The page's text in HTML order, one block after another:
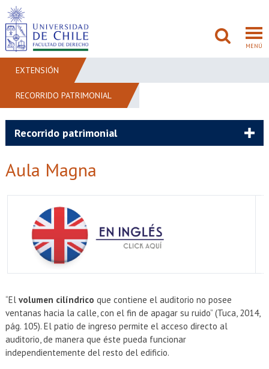
MENÚ
FACULTAD
PREGRADO
BIBLIOTECAS
Académicos Estudiantes
Egresados Funcionarios
EXTENSIÓN
RECORRIDO PATRIMONIAL
Recorrido patrimonial
Aula Magna
“Elvolumen cilíndrico que contiene el auditorio no posee
ventanas hacia la calle, con el fin de apagar su ruido” (Tuca, 2014,
pág. 105). El patio de ingreso permite el acceso directo al
auditorio, de manera que éste pueda funcionar
independientemente del resto del edificio.